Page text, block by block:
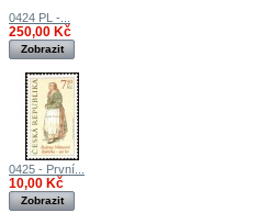
0424 PL -...
250,00 Kč
Zobrazit
0425 - První...
10,00 Kč
Zobrazit